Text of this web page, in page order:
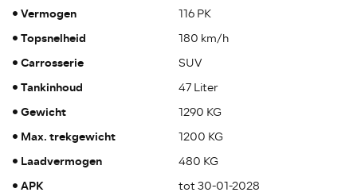
Vermogen 116 PK
Topsnelheid 180 km/h
Carrosserie SUV
Tankinhoud 47 Liter
Gewicht 1290 KG
Max. trekgewicht 1200 KG
Laadvermogen 480 KG
APK tot 30-01-2028